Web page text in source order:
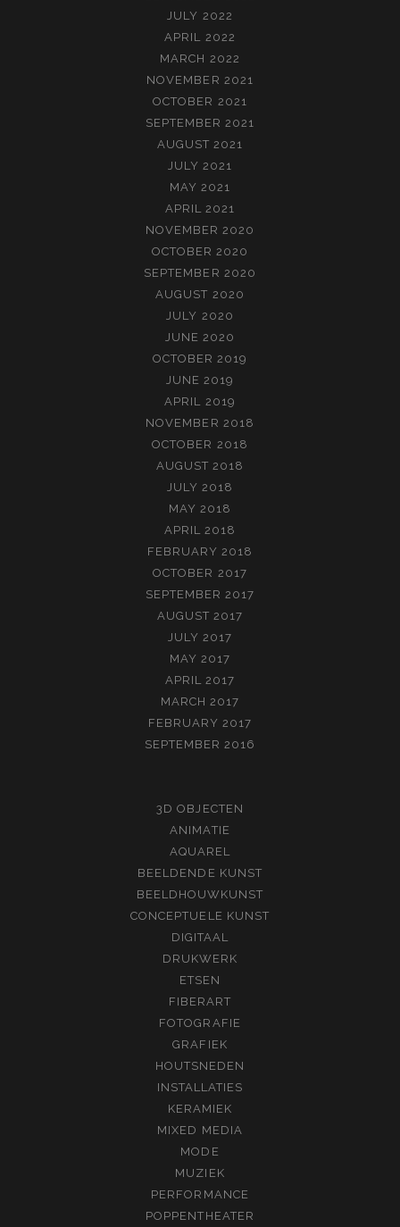
JULY 2022
APRIL 2022
MARCH 2022
NOVEMBER 2021
OCTOBER 2021
SEPTEMBER 2021
AUGUST 2021
JULY 2021
MAY 2021
APRIL 2021
NOVEMBER 2020
OCTOBER 2020
SEPTEMBER 2020
AUGUST 2020
JULY 2020
JUNE 2020
OCTOBER 2019
JUNE 2019
APRIL 2019
NOVEMBER 2018
OCTOBER 2018
AUGUST 2018
JULY 2018
MAY 2018
APRIL 2018
FEBRUARY 2018
OCTOBER 2017
SEPTEMBER 2017
AUGUST 2017
JULY 2017
MAY 2017
APRIL 2017
MARCH 2017
FEBRUARY 2017
SEPTEMBER 2016
3D OBJECTEN
ANIMATIE
AQUAREL
BEELDENDE KUNST
BEELDHOUWKUNST
CONCEPTUELE KUNST
DIGITAAL
DRUKWERK
ETSEN
FIBERART
FOTOGRAFIE
GRAFIEK
HOUTSNEDEN
INSTALLATIES
KERAMIEK
MIXED MEDIA
MODE
MUZIEK
PERFORMANCE
POPPENTHEATER